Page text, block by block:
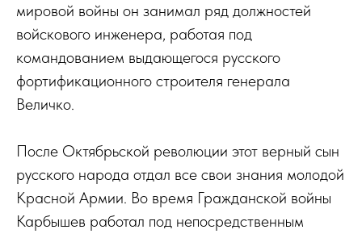
мировой войны он занимал ряд должностей
войскового инженера, работая под
командованием выдающегося русского
фортификационного строителя генерала
Величко.
После Октябрьской революции этот верный сын
русского народа отдал все свои знания молодой
Красной Армии. Во время Гражданской войны
Карбышев работал под непосредственным